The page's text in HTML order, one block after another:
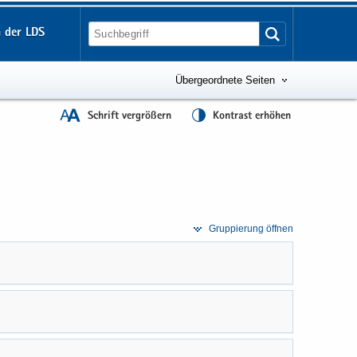
der LDS
Übergeordnete Seiten
Schrift vergrößern Kontrast erhöhen
Grup­pie­rung öff­nen